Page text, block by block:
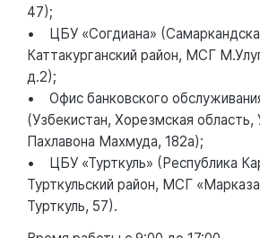
47);
• ЦБУ «Согдиана»
Каттакурганский район, МСГ
д.2);
• Офис банковского
(Узбекистан, Хорезмская область,
Пахлавона Махмуда, 182а);
• ЦБУ «Турткуль» (Республика
Турткульский район, МСГ
Турткуль, 57).